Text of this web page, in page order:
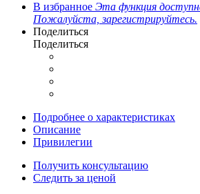
В избранное Эта функция
Пожалуйста, зарегистрируйтесь.
Поделиться
Поделиться
Подробнее о характеристиках
Описание
Привилегии
Получить консультацию
Следить за ценой